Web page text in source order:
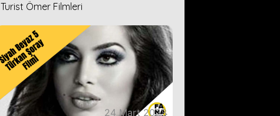
Turist Ömer Filmleri
24 Mart 2023